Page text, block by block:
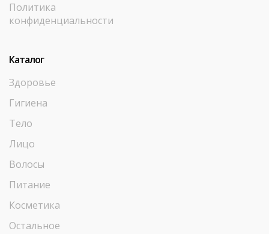
Политика
конфиденциальности
Каталог
Здоровье
Гигиена
Тело
Лицо
Волосы
Питание
Косметика
Остальное